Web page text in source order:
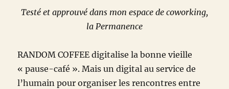
Testé et approuvé dans mon espace de coworking,
la Permanence
RANDOM COFFEE digitalise la bonne vieille
« pause-café ». Mais un digital au service de
l’humain pour organiser les rencontres entre